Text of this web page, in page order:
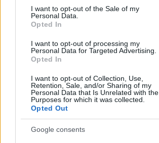
consent section.
I want to opt-out of the Sale of my
Personal Data.
Opted In
I want to opt-out of processing my
Personal Data for Targeted Advertising.
Opted In
I want to opt-out of Collection, Use,
Retention, Sale, and/or Sharing of my
Personal Data that Is Unrelated with the
Purposes for which it was collected.
Opted Out
Google consents